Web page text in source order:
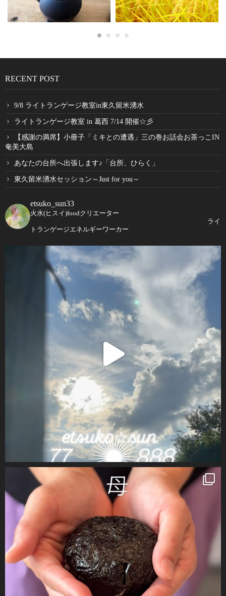
RECENT POST
9/8 ライトランゲージ教室in東久留米湧水
ライトランゲージ教室 in 葛西 7/14 開催☆彡
【感謝の満席】小冊子「ミキとの遭遇」三の巻お話会お茶っこIN
奄美大島
あなたの台所へ出張します♪「台所、ひらく」
東久留米湧水セッション～Just for you～
etsuko_sun33
火水(ヒスイ)foodクリエーター
ライ
トランゲージエネルギーワーカー